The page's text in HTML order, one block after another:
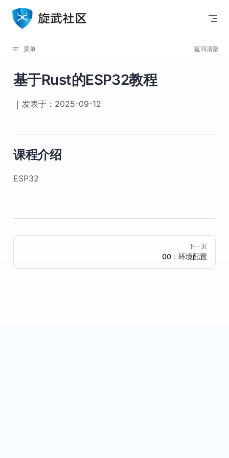
Skip to content
菜单 返回顶部
基于Rust的ESP32教程
发表于：2025-09-12
课程介绍
ESP32
Pager
下一页
00：环境配置